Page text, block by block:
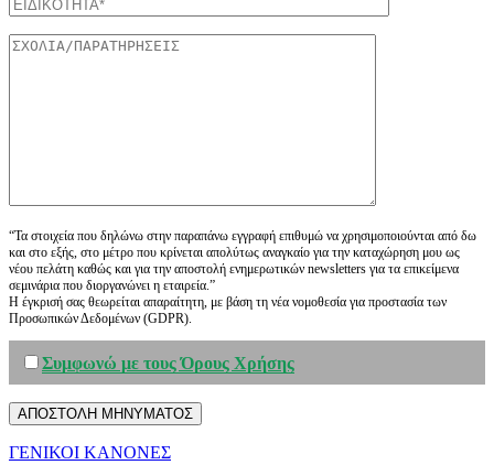
“Τα στοιχεία που δηλώνω στην παραπάνω εγγραφή επιθυμώ να χρησιμοποιούνται από δω
και στο εξής, στο μέτρο που κρίνεται απολύτως αναγκαίο για την καταχώρηση μου ως
νέου πελάτη καθώς και για την αποστολή ενημερωτικών newsletters για τα επικείμενα
σεμινάρια που διοργανώνει η εταιρεία.”
Η έγκρισή σας θεωρείται απαραίτητη, με βάση τη νέα νομοθεσία για προστασία των
Προσωπικών Δεδομένων (GDPR).
Συμφωνώ με τους Όρους Χρήσης
ΓΕΝΙΚΟΙ ΚΑΝΟΝΕΣ